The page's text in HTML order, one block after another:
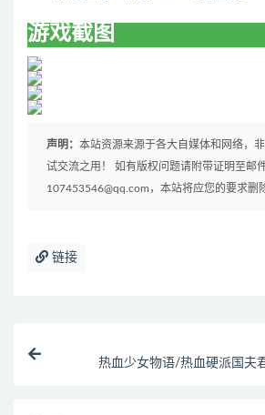
游戏截图
声明： 本站资源来源于各大自媒体和网络，
试交流之用！ 如有版权问题请附带证明至邮
107453546@qq.com，本站将应您的要求删
链接
热血少女物语/热血硬派国夫